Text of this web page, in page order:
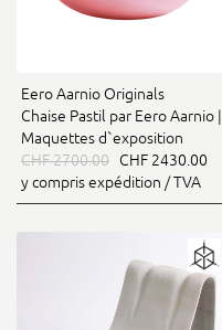
Eero Aarnio Originals
Chaise Pastil par Eero Aarnio |
Maquettes d`exposition
CHF 2700.00 CHF 2430.00
y compris expédition / TVA